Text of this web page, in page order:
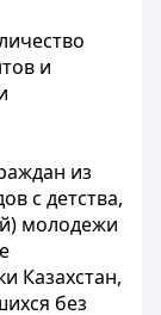
и
из
с детства,
молодежи
Казахстан,
без